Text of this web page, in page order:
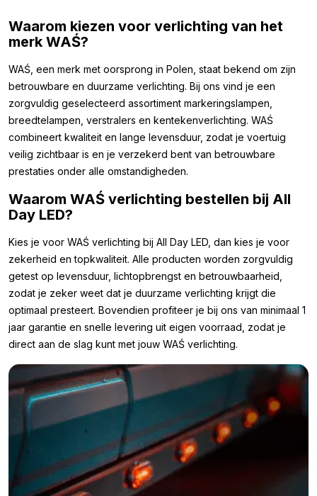
Waarom kiezen voor verlichting van het
merk WAŚ?
WAŚ, een merk met oorsprong in Polen, staat bekend om zijn
betrouwbare en duurzame verlichting. Bij ons vind je een
zorgvuldig geselecteerd assortiment markeringslampen,
breedtelampen, verstralers en kentekenverlichting. WAŚ
combineert kwaliteit en lange levensduur, zodat je voertuig
veilig zichtbaar is en je verzekerd bent van betrouwbare
prestaties onder alle omstandigheden.
Waarom WAŚ verlichting bestellen bij All
Day LED?
Kies je voor WAŚ verlichting bij All Day LED, dan kies je voor
zekerheid en topkwaliteit. Alle producten worden zorgvuldig
getest op levensduur, lichtopbrengst en betrouwbaarheid,
zodat je zeker weet dat je duurzame verlichting krijgt die
optimaal presteert. Bovendien profiteer je bij ons van minimaal 1
jaar garantie en snelle levering uit eigen voorraad, zodat je
direct aan de slag kunt met jouw WAŚ verlichting.